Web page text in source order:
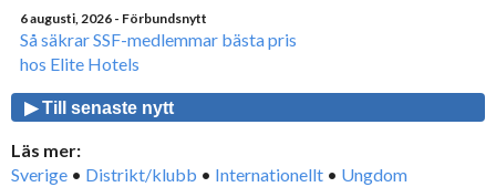
6 augusti, 2026 - Förbundsnytt
Så säkrar SSF-medlemmar bästa pris
hos Elite Hotels
▶ Till senaste nytt
Läs mer:
Sverige • Distrikt/klubb • Internationellt • Ungdom